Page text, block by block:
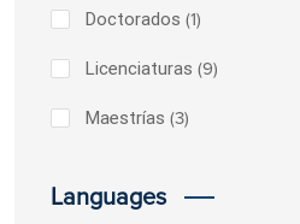
Doctorados (1)
Licenciaturas (9)
Maestrías (3)
Languages